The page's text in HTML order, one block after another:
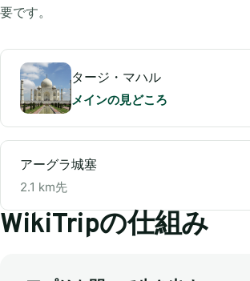
要です。
タージ・マハル
メインの見どころ
アーグラ城塞
2.1 km先
WikiTripの仕組み